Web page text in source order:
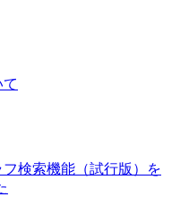
フ検索機能（試行版）を